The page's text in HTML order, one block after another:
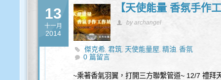
13
十一月
2014
【天使能量 香氛手作
by archangel
傑克希,君筑, 天使能量屋,精油,香氛
0 篇留言
~乘著香氣羽翼，打開三方聯繫管道~ 12/7 禮拜